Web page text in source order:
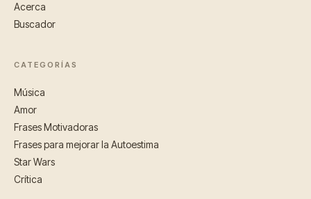
Acerca
Buscador
CATEGORÍAS
Música
Amor
Frases Motivadoras
Frases para mejorar la Autoestima
Star Wars
Crítica